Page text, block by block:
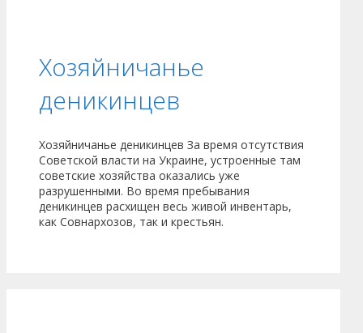
Хозяйничанье
деникинцев
Хозяйничанье деникинцев За время отсутствия
Советской власти на Украине, устроенные там
советские хозяйства оказались уже
разрушенными. Во время пребывания
деникинцев расхищен весь живой инвентарь,
как Совнархозов, так и крестьян.